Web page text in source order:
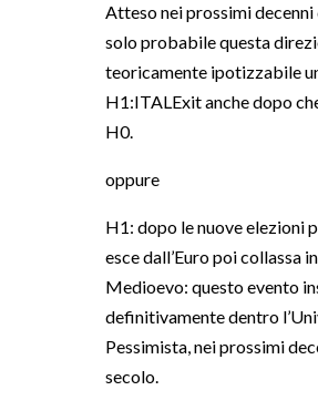
Atteso nei prossimi decenni
solo probabile questa
teoricamente ipotizzabile
H1:ITALExit anche dopo
H0.
oppure
H1: dopo le nuove elezioni
esce dall’Euro poi collassa
Medioevo: questo evento
definitivamente dentro
Pessimista, nei prossimi
secolo.